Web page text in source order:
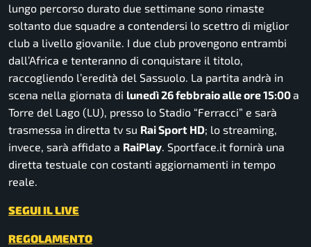
lungo percorso durato due settimane sono rimaste
soltanto due squadre a contendersi lo scettro di miglior
club a livello giovanile. I due club provengono entrambi
dall’Africa e tenteranno di conquistare il titolo,
raccogliendo l’eredità del Sassuolo. La partita andrà in
scena nella giornata di lunedì 26 febbraio alle ore 15:00a
Torre del Lago (LU), presso lo Stadio “Ferracci” e sarà
trasmessa in diretta tv su Rai Sport HD; lo streaming,
invece, sarà affidato a RaiPlay . Sportface.it fornirà una
diretta testuale con costanti aggiornamenti in tempo
reale.
SEGUI IL LIVE
REGOLAMENTO